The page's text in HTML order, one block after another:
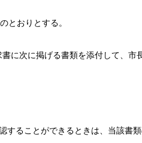
のとおりとする。
に次に掲げる書類を添付して、市
することができるときは、当該書